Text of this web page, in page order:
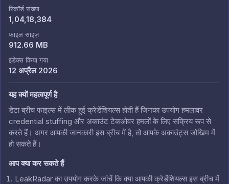
रिकॉर्ड संख्या
1,04,18,384
फाइल साइज़
912.66 MB
इंडेक्स किया गया
12 अप्रैल 2026
यह क्यों महत्वपूर्ण है
डेटा ब्रीच फाइल्स में लीक हुई क्रेडेंशियल्स होती हैं जिनका उपयोग हमलावर
credential stuffing और अकाउंट टेकओवर हमलों के लिए सक्रिय रूप से
करते हैं। अगर आपकी जानकारी इस ब्रीच में है, तो आपके अकाउंट्स जोखिम में
हो सकते हैं।
आप क्या कर सकते हैं
LeakRadar का उपयोग करके जांचें कि क्या आपकी क्रेडेंशियल्स इस ब्रीच में